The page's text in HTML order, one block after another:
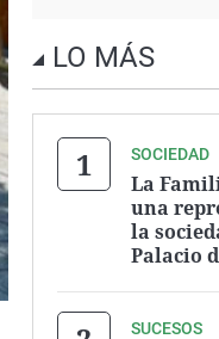
LO MÁS
SOCIEDAD
La
una
la
Palacio
SUCESOS